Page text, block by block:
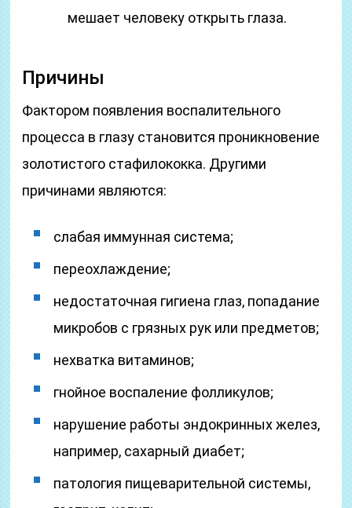
мешает человеку открыть глаза.
Причины
Фактором появления воспалительного
процесса в глазу становится проникновение
золотистого стафилококка. Другими
причинами являются:
слабая иммунная система;
переохлаждение;
недостаточная гигиена глаз, попадание
микробов с грязных рук или предметов;
нехватка витаминов;
гнойное воспаление фолликулов;
нарушение работы эндокринных желез,
например, сахарный диабет;
патология пищеварительной системы,